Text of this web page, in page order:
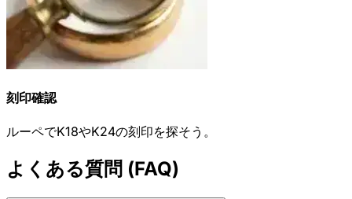
刻印確認
ルーペでK18やK24の刻印を探そう。
よくある質問 (FAQ)